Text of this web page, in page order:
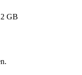
GB